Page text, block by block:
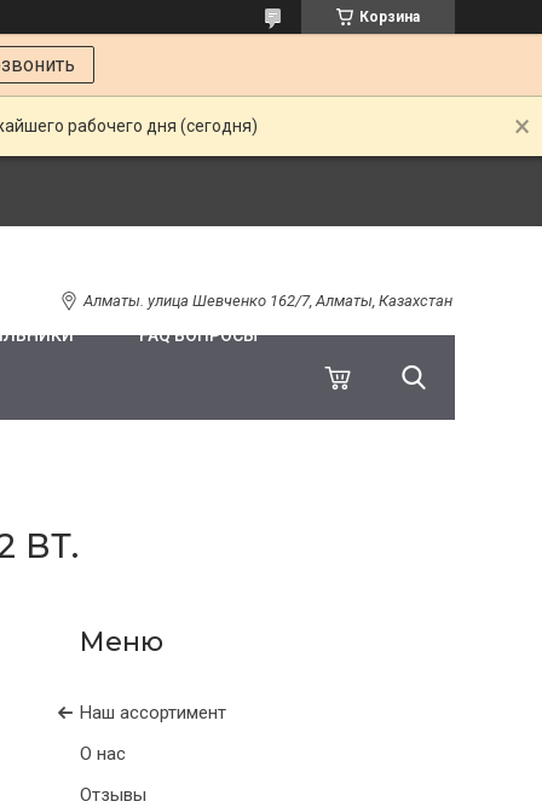
Корзина
рабочего дня (сегодня)
Алматы. улица Шевченко 162/7, Алматы, Казахстан
FAQ ВОПРОСЫ
ВТ.
Наш ассортимент
О нас
Отзывы